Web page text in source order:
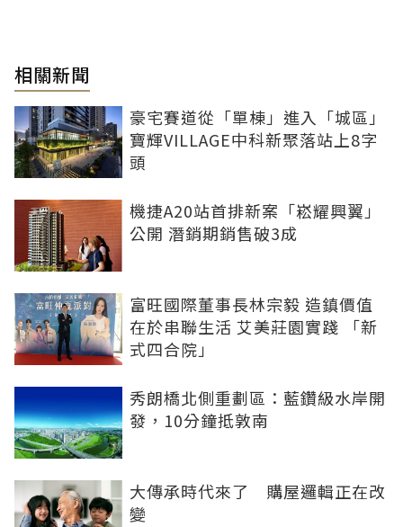
相關新聞
豪宅賽道從「單棟」進入「城區」
寶輝VILLAGE中科新聚落站上8字
頭
機捷A20站首排新案「崧耀興翼」
公開 潛銷期銷售破3成
富旺國際董事長林宗毅 造鎮價值
在於串聯生活 艾美莊園實踐 「新
式四合院」
秀朗橋北側重劃區：藍鑽級水岸開
發，10分鐘抵敦南
大傳承時代來了 購屋邏輯正在改
變